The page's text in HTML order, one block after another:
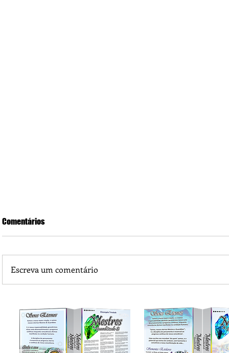
Comentários
Escreva um comentário